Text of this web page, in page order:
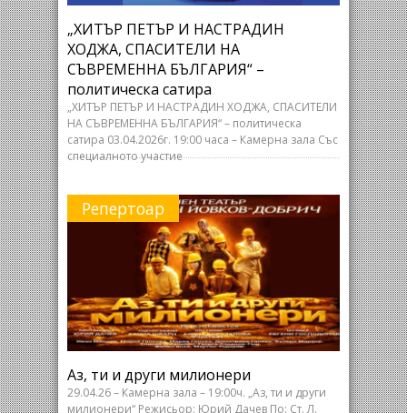
„ХИТЪР ПЕТЪР И НАСТРАДИН
ХОДЖА, СПАСИТЕЛИ НА
СЪВРЕМЕННА БЪЛГАРИЯ“ –
политическа сатира
„ХИТЪР ПЕТЪР И НАСТРАДИН ХОДЖА, СПАСИТЕЛИ
НА СЪВРЕМЕННА БЪЛГАРИЯ“ – политическа
сатира 03.04.2026г. 19:00 часа – Камерна зала Със
специалното участие
Репертоар
Аз, ти и други милионери
29.04.26 – Камерна зала – 19:00ч. „Аз, ти и други
милионери“ Режисьор: Юрий Дачев По: Ст. Л.